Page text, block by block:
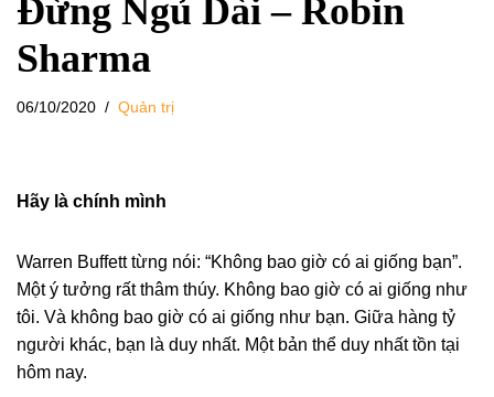
Đừng Ngủ Dài – Robin
Sharma
06/10/2020 Quản trị
Hãy là chính mình
Warren Buffett từng nói: “Không bao giờ có ai giống bạn”.
Một ý tưởng rất thâm thúy. Không bao giờ có ai giống như
tôi. Và không bao giờ có ai giống như bạn. Giữa hàng tỷ
người khác, bạn là duy nhất. Một bản thể duy nhất tồn tại
hôm nay.